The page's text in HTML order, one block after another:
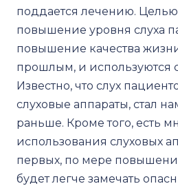
поддается лечению.
повышение уровня слуха
повышение качества
прошлым, и используются
Известно, что слух
слуховые аппараты, стал
раньше. Кроме того, есть
использования слуховых
первых, по мере
будет легче замечать